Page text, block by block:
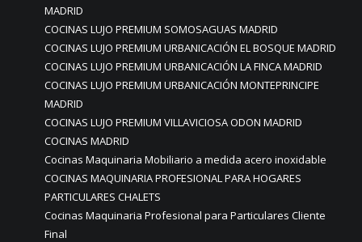
MADRID
COCINAS LUJO PREMIUM SOMOSAGUAS MADRID
COCINAS LUJO PREMIUM URBANICACIÓN EL BOSQUE MADRID
COCINAS LUJO PREMIUM URBANICACIÓN LA FINCA MADRID
COCINAS LUJO PREMIUM URBANICACIÓN MONTEPRINCIPE
MADRID
COCINAS LUJO PREMIUM VILLAVICIOSA ODON MADRID
COCINAS MADRID
Cocinas Maquinaria Mobiliario a medida acero inoxidable
COCINAS MAQUINARIA PROFESIONAL PARA HOGARES
PARTICULARES CHALETS
Cocinas Maquinaria Profesional para Particulares Cliente
Final